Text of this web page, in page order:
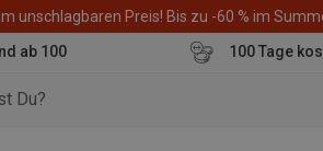
unschlagbaren Preis! Bis zu -60 % im
ab 100
100 Tage